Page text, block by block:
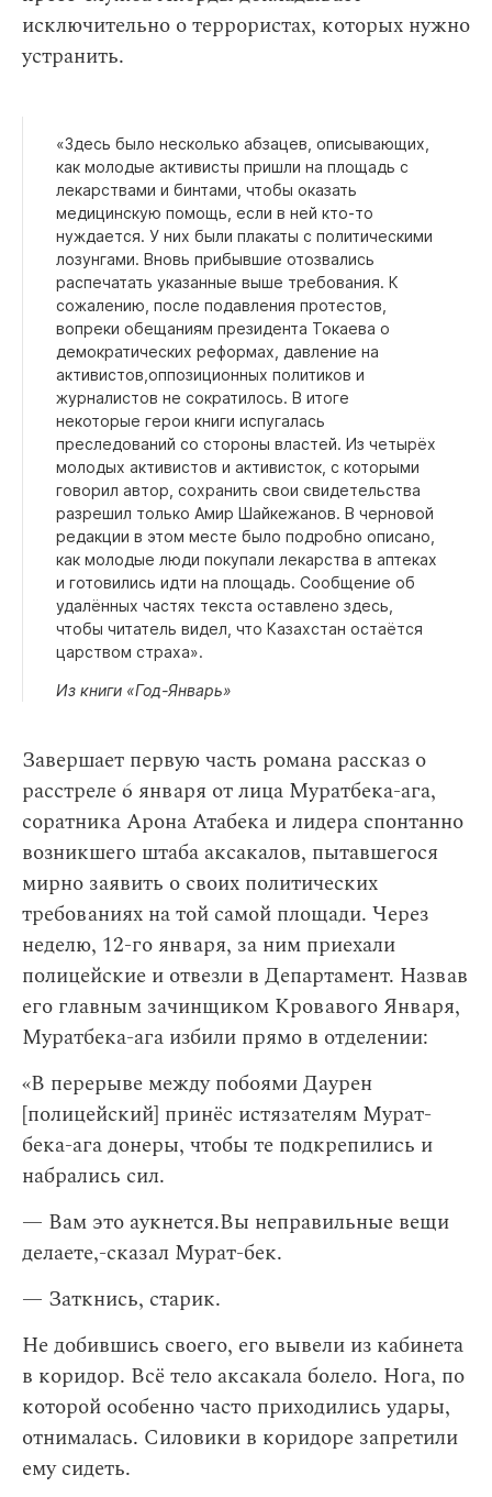
исключительно о террористах, которых нужно
устранить.
«Здесь было несколько абзацев, описывающих,
как молодые активисты пришли на площадь с
лекарствами и бинтами, чтобы оказать
медицинскую помощь, если в ней кто-то
нуждается. У них были плакаты с политическими
лозунгами. Вновь прибывшие отозвались
распечатать указанные выше требования. К
сожалению, после подавления протестов,
вопреки обещаниям президента Токаева о
демократических реформах, давление на
активистов,оппозиционных политиков и
журналистов не сократилось. В итоге
некоторые герои книги испугалась
преследований со стороны властей. Из четырёх
молодых активистов и активисток, с которыми
говорил автор, сохранить свои свидетельства
разрешил только Амир Шайкежанов. В черновой
редакции в этом месте было подробно описано,
как молодые люди покупали лекарства в аптеках
и готовились идти на площадь. Сообщение об
удалённых частях текста оставлено здесь,
чтобы читатель видел, что Казахстан остаётся
царством страха».
Из книги «Год-Январь»
Завершает первую часть романа рассказ о
расстреле 6 января от лица Муратбека-ага,
соратника Арона Атабека и лидера спонтанно
возникшего штаба аксакалов, пытавшегося
мирно заявить о своих политических
требованиях на той самой площади. Через
неделю, 12-го января, за ним приехали
полицейские и отвезли в Департамент. Назвав
его главным зачинщиком Кровавого Января,
Муратбека-ага избили прямо в отделении:
«В перерыве между побоями Даурен
[полицейский] принёс истязателям Мурат-
бека-ага донеры, чтобы те подкрепились и
набрались сил.
— Вам это аукнется.Вы неправильные вещи
делаете,-сказал Мурат-бек.
— Заткнись, старик.
Не добившись своего, его вывели из кабинета
в коридор. Всё тело аксакала болело. Нога, по
которой особенно часто приходились удары,
отнималась. Силовики в коридоре запретили
ему сидеть.